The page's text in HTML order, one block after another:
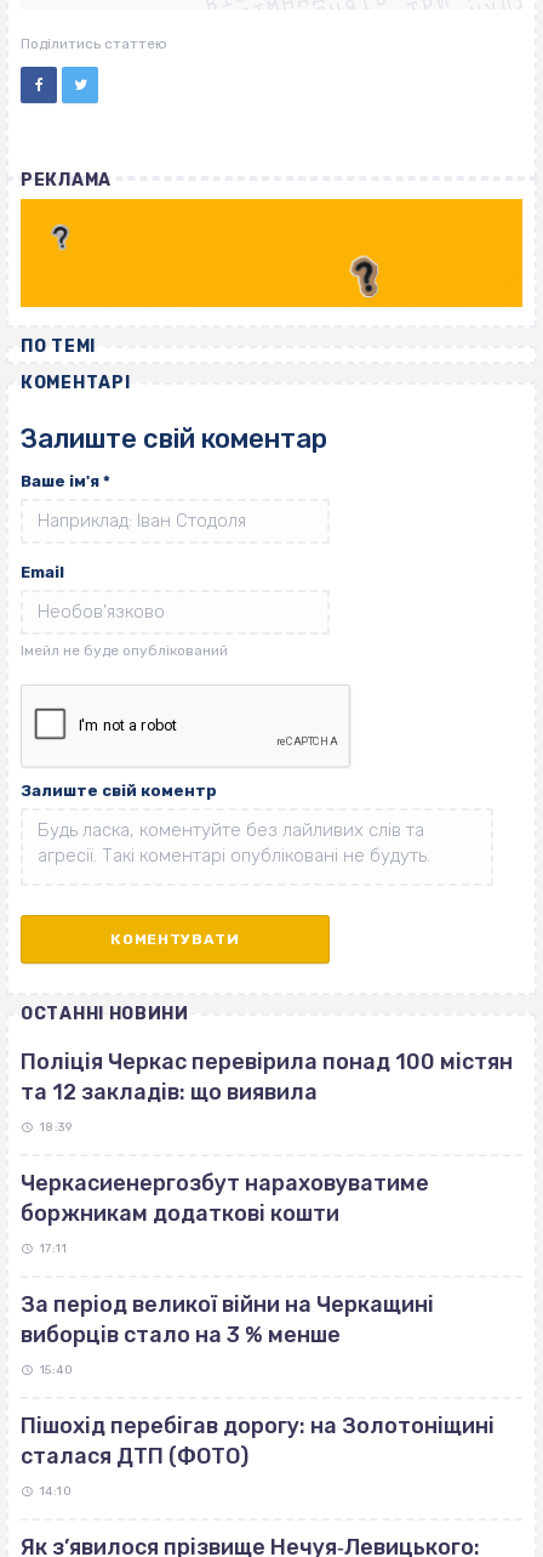
ВІСІМНАДЦЯТЬ ТРИ НУЛІ
ВІСІМНАДЦЯТЬ ТРИ НУЛІ
Поділитись статтею
РЕКЛАМА
ПО ТЕМІ
КОМЕНТАРІ
Залиште свій коментар
Ваше ім'я *
Email
Залиште свій коментр
ОСТАННІ НОВИНИ
Поліція Черкас перевірила понад 100 містян
та 12 закладів: що виявила
18:39
Черкасиенергозбут нараховуватиме
боржникам додаткові кошти
17:11
За період великої війни на Черкащині
виборців стало на 3 % менше
15:40
Пішохід перебігав дорогу: на Золотоніщині
сталася ДТП (ФОТО)
14:10
Як з’явилося прізвище Нечуя‐Левицького: